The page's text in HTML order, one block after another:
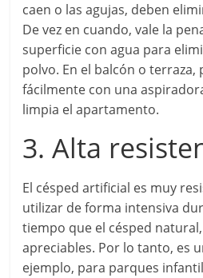
caen o las agujas, deben
De vez en cuando, vale la
superficie con agua para
polvo. En el balcón o terraza,
fácilmente con una
limpia el apartamento.
3. Alta
El césped artificial es muy
utilizar de forma intensiva
tiempo que el césped
apreciables. Por lo tanto, es
ejemplo, para parques